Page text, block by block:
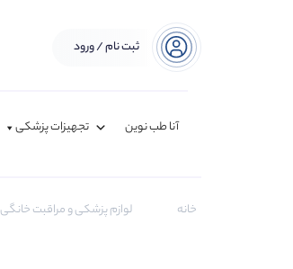
ثبت نام / ورود
آنا طب نوین تجهیزات پزشکی
خانه لوازم پزشکی و مراقبت خانگی